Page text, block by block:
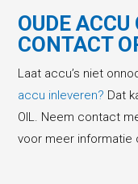
OUDE
CONTACT
Laat accu’s niet
accu inleveren? Dat
OIL. Neem contact
voor meer informatie